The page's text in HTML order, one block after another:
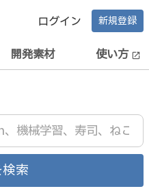
ログイン 新規登録
開発素材 使い方 open_in_new
索